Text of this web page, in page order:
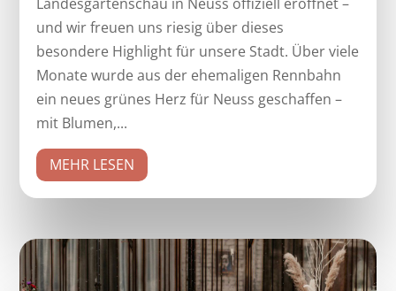
und wir freuen uns riesig über dieses
besondere Highlight für unsere Stadt. Über viele
Monate wurde aus der ehemaligen Rennbahn
ein neues grünes Herz für Neuss geschaffen –
mit Blumen,...
MEHR LESEN